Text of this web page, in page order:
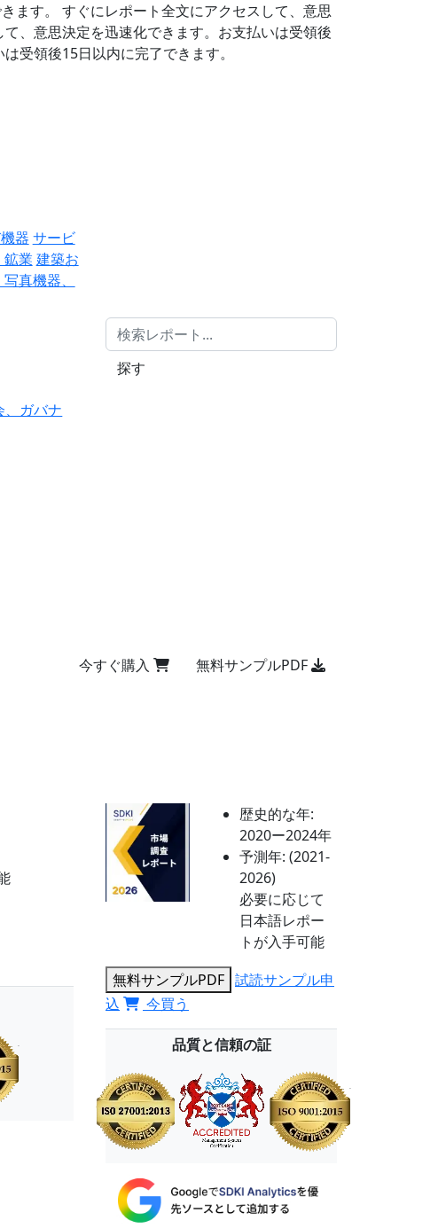
ます。
すぐにレポート全文にアクセスして、意思
、意思決定を迅速化できます。お支払いは受領後
受領後15日以内に完了できます。
器 サービ
鉱業 建築お
真機器、
、ガバナ
探す
今すぐ購入 無料サンプルPDF
歴史的な年:
2020ー2024年
予測年: (2021-
2026)
必要に応じて
日本語レポー
トが入手可能
無料サンプルPDF 試読サンプル申
込
今買う
品質と信頼の証